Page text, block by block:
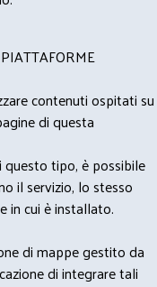
contenuti ospitati su
di questa
questo tipo, è possibile
il servizio, lo stesso
in cui è installato.
di mappe gestito da
di integrare tali